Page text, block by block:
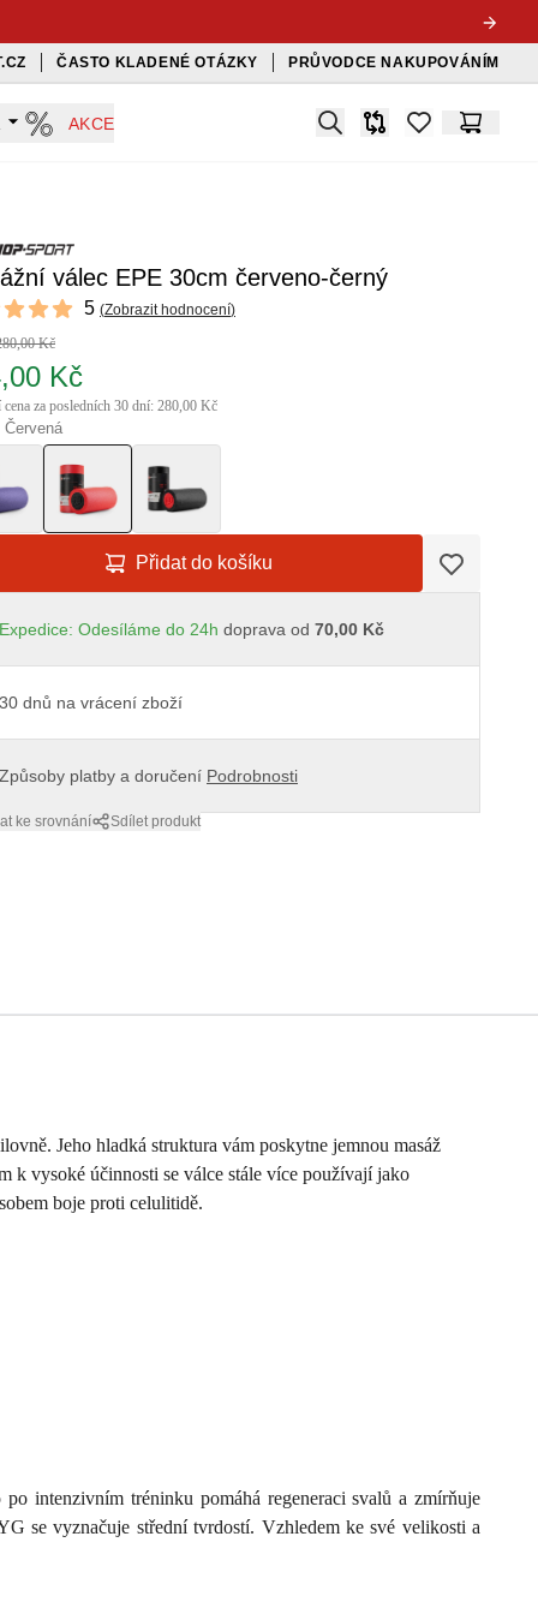
ČASTO KLADENÉ OTÁZKY PRŮVODCE NAKUPOVÁNÍM
AKCE Search
Srovnávačitems inKošík
válec EPE 30cm červeno-černý
5 stars 5 (Zobrazit hodnocení)
Kč
Kč
za posledních 30 dní: 280,00 Kč
Červená
Přidat do košíku
Expedice: Odesíláme do 24h doprava od 70,00 Kč
30 dnů na vrácení zboží
Způsoby platby a doručení Podrobnosti
ke srovnání Sdílet produkt
Jeho hladká struktura vám poskytne jemnou masáž
k vysoké účinnosti se válce stále více používají jako
boje proti celulitidě.
intenzivním tréninku pomáhá regeneraci svalů a zmírňuje
se vyznačuje střední tvrdostí. Vzhledem ke své velikosti a